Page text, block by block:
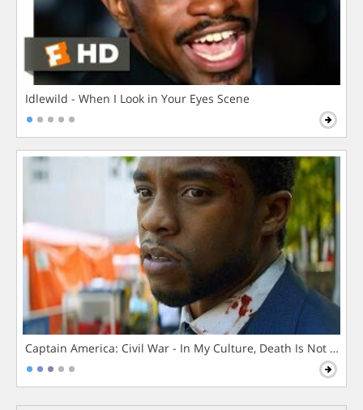
Idlewild - When I Look in Your Eyes Scene
Captain America: Civil War - In My Culture, Death Is Not The